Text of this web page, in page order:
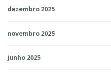
dezembro 2025
novembro 2025
junho 2025